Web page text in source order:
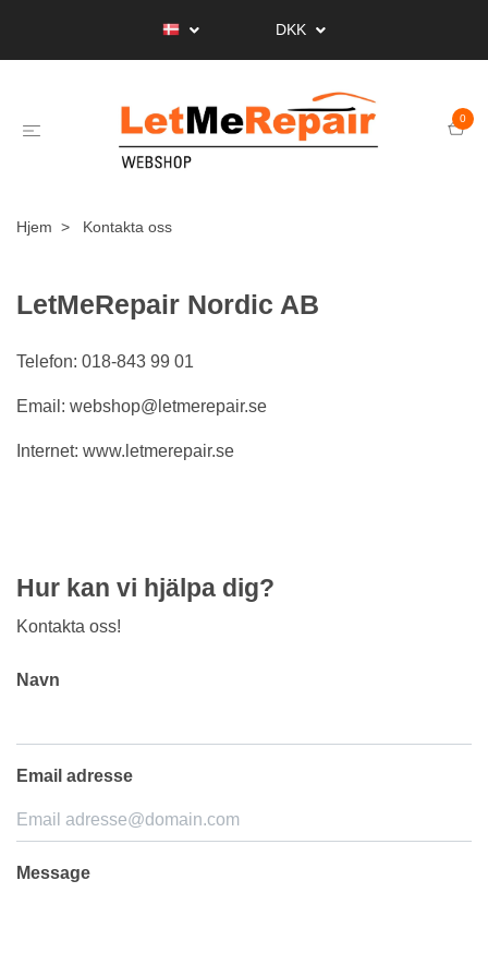
DKK
0
Hjem Kontakta oss
LetMeRepair Nordic AB
Telefon: 018-843 99 01
Email: webshop@letmerepair.se
Internet: www.letmerepair.se
Hur kan vi hjälpa dig?
Kontakta oss!
Navn
Email adresse
Message